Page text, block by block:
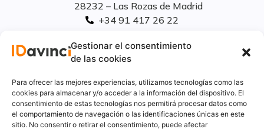
Gestionar el consentimiento
de las cookies
Para ofrecer las mejores experiencias, utilizamos tecnologías como las
cookies para almacenar y/o acceder a la información del dispositivo. El
consentimiento de estas tecnologías nos permitirá procesar datos como
el comportamiento de navegación o las identificaciones únicas en este
sitio. No consentir o retirar el consentimiento, puede afectar
28232 – Las Rozas de Madrid
+34 91 417 26 22
linkedIn
Aviso Legal
Privacidad